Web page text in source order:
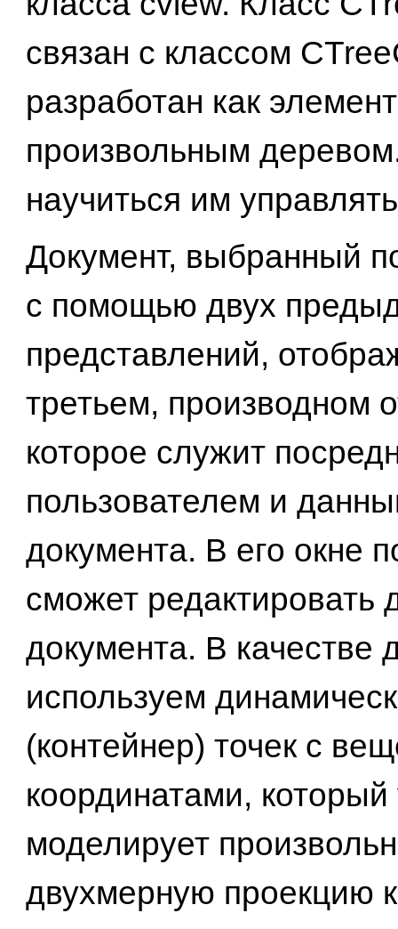
связан с классом
разработан как
произвольным
научиться им
Документ, выбранный
с помощью двух
представлений,
третьем, производном
которое служит
пользователем и
документа. В его окне
сможет редактировать
документа. В качестве
используем
(контейнер) точек с
координатами, который
моделирует
двухмерную проекцию